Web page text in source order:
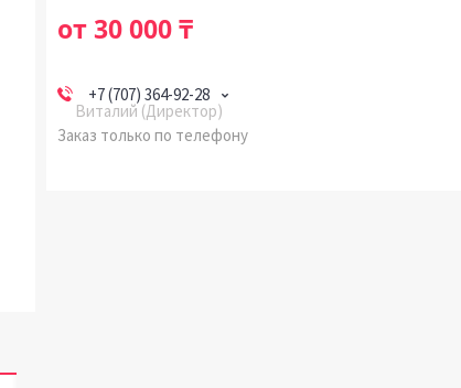
от30 000 ₸
+7 (707) 364-92-28
Виталий (Директор)
Заказ только по телефону